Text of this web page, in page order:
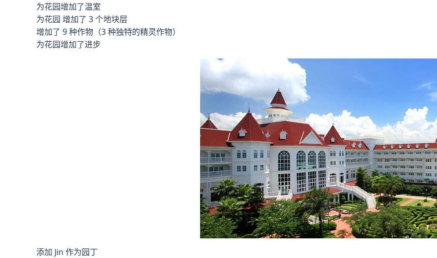
为花园增加了温室
为花园 增加了 3 个地块层
增加了 9 种作物（3 种独特的精灵作物）
为花园增加了进步
添加 Jin 作为园丁